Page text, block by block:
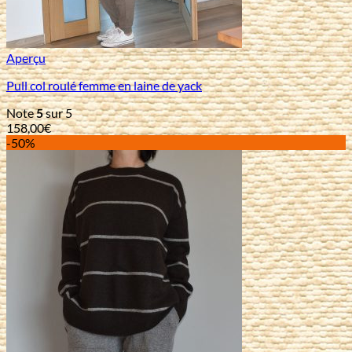
Aperçu
Pull col roulé femme en laine de yack
Note5sur 5
158,00€
-50%